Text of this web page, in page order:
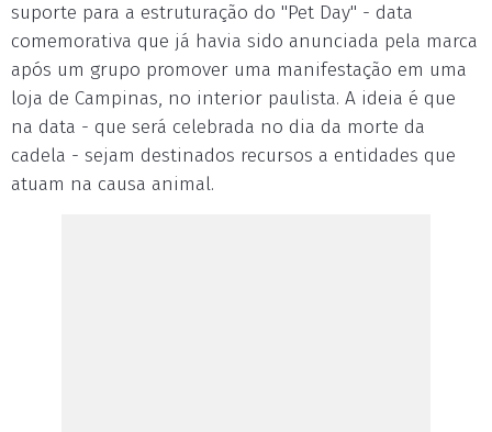
suporte para a estruturação do "Pet Day" - data
comemorativa que já havia sido anunciada pela marca
após um grupo promover uma manifestação em uma
loja de Campinas, no interior paulista. A ideia é que
na data - que será celebrada no dia da morte da
cadela - sejam destinados recursos a entidades que
atuam na causa animal.